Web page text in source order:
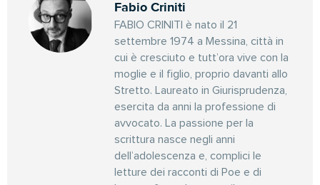
Fabio Criniti
FABIO CRINITI è nato il 21
settembre 1974 a Messina, città in
cui è cresciuto e tutt’ora vive con la
moglie e il figlio, proprio davanti allo
Stretto. Laureato in Giurisprudenza,
esercita da anni la professione di
avvocato. La passione per la
scrittura nasce negli anni
dell’adolescenza e, complici le
letture dei racconti di Poe e di